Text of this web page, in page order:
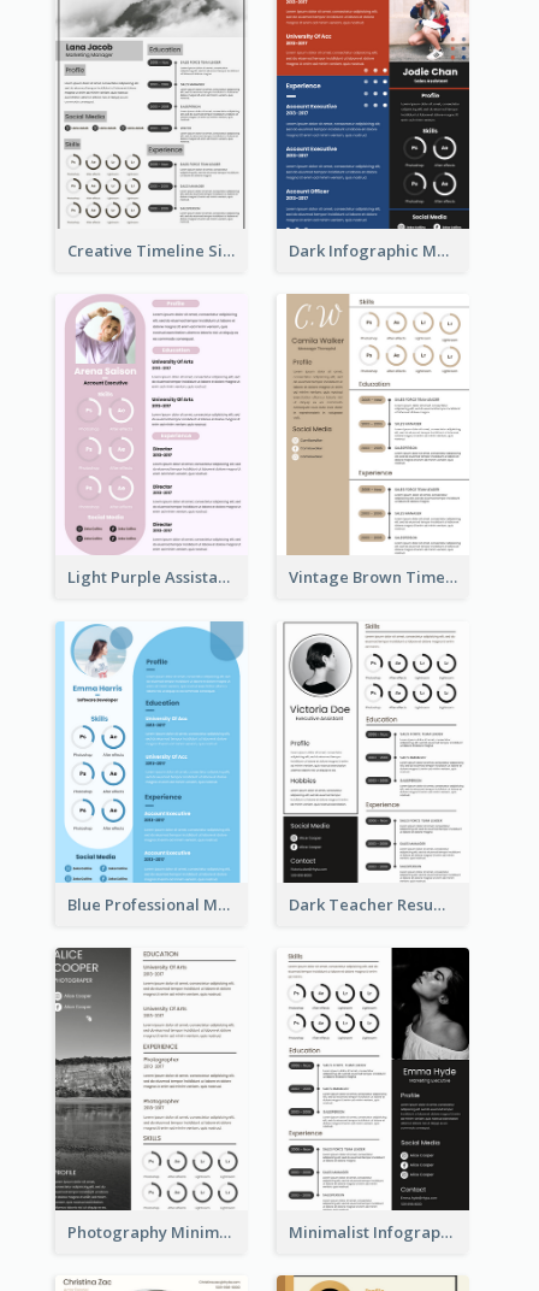
Creative Timeline Simple Resume Dark Infographic Marketing Assistant Resume
Light Purple Assistant Resume Vintage Brown Timeline Resume
Blue Professional Marketing Resume Dark Teacher Resume
Photography Minimalist Design Resume Minimalist Infographic Resume